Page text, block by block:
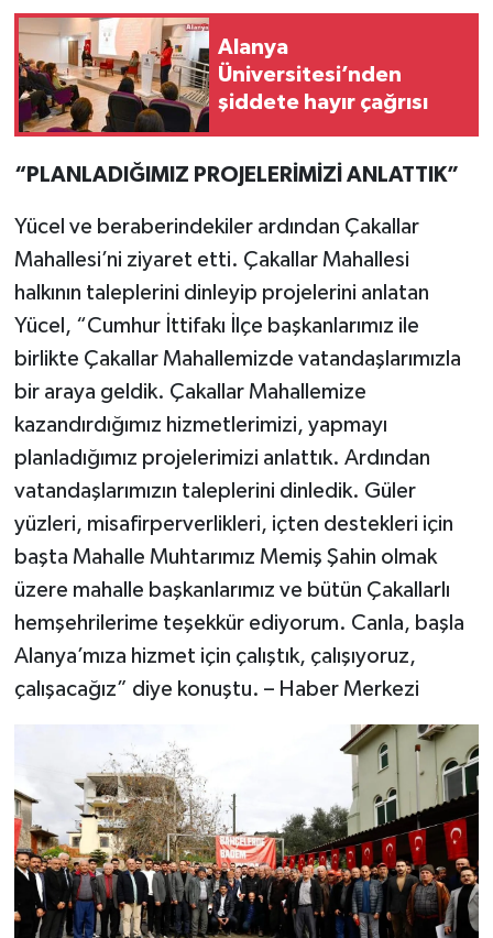
Alanya
Üniversitesi’nden
şiddete hayır çağrısı
“PLANLADIĞIMIZ PROJELERİMİZİ ANLATTIK”
Yücel ve beraberindekiler ardından Çakallar
Mahallesi’ni ziyaret etti. Çakallar Mahallesi
halkının taleplerini dinleyip projelerini anlatan
Yücel, “Cumhur İttifakı İlçe başkanlarımız ile
birlikte Çakallar Mahallemizde vatandaşlarımızla
bir araya geldik. Çakallar Mahallemize
kazandırdığımız hizmetlerimizi, yapmayı
planladığımız projelerimizi anlattık. Ardından
vatandaşlarımızın taleplerini dinledik. Güler
yüzleri, misafirperverlikleri, içten destekleri için
başta Mahalle Muhtarımız Memiş Şahin olmak
üzere mahalle başkanlarımız ve bütün Çakallarlı
hemşehrilerime teşekkür ediyorum. Canla, başla
Alanya’mıza hizmet için çalıştık, çalışıyoruz,
çalışacağız” diye konuştu. – Haber Merkezi